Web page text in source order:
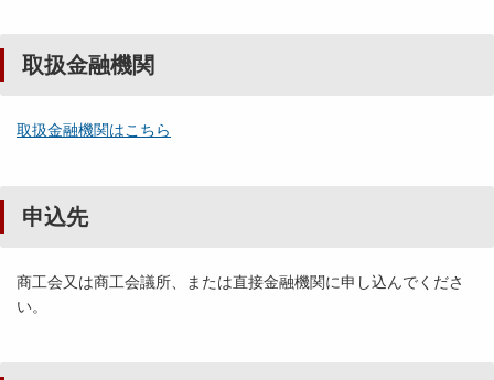
取扱金融機関
取扱金融機関はこちら
申込先
商工会又は商工会議所、または直接金融機関に申し込んでくださ
い。